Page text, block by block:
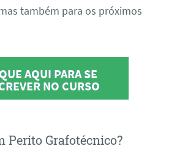
também para os próximos
AQUI PARA SE
NO CURSO
Perito Grafotécnico?